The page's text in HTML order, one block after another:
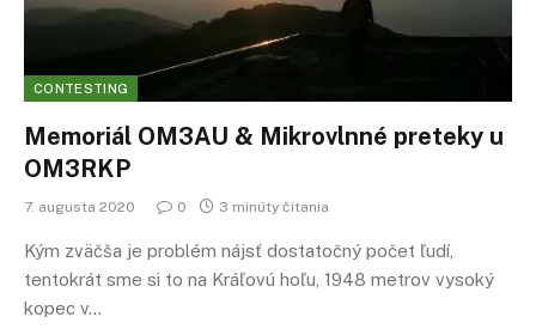
CONTESTING
Memoriál OM3AU & Mikrovlnné preteky u
OM3RKP
7. augusta 2020 0 3 minúty čítania
Kým zväčša je problém nájsť dostatočný počet ľudí,
tentokrát sme si to na Kráľovú hoľu, 1948 metrov vysoký
kopec v…